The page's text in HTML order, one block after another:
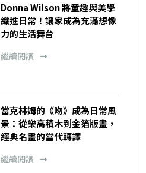
Donna Wilson 將童趣與美學
織進日常！讓家成為充滿想像
力的生活舞台
繼續閱讀
當克林姆的《吻》成為日常風
景：從樂高積木到金箔版畫，
經典名畫的當代轉譯
繼續閱讀